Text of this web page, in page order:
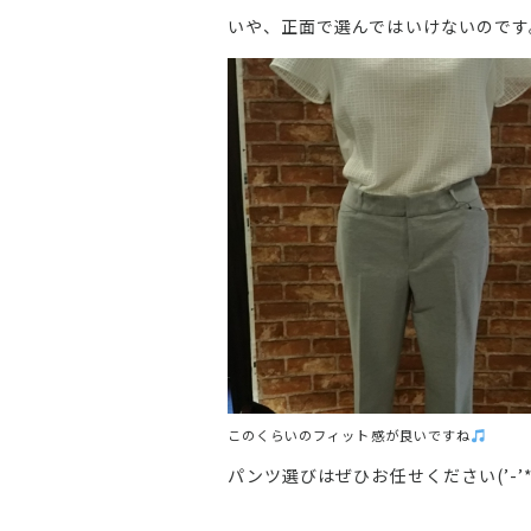
いや、正面で選んではいけないので
このくらいのフィット感が良いですね
パンツ選びはぜひお任せください(’-